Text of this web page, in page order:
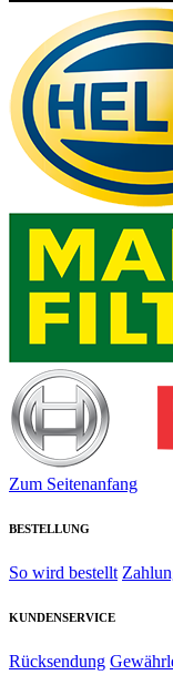
Zum Seitenanfang
BESTELLUNG
So wird bestellt
KUNDENSERVICE
Rücksendung